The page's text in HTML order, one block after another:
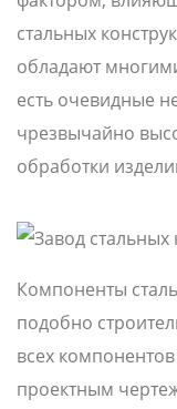
стальных
обладают
есть очевидные
чрезвычайно
обработки
Компоненты
подобно
всех
проектным